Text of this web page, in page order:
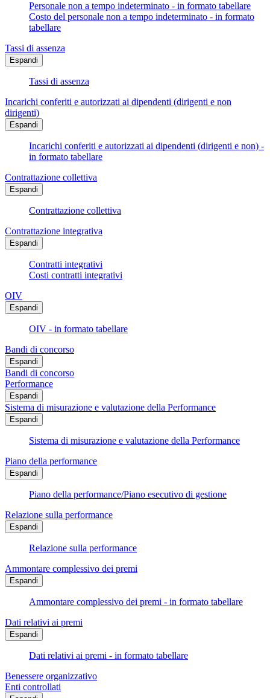
Personale non a tempo indeterminato - in formato tabellare
Costo del personale non a tempo indeterminato - in formato
tabellare
Tassi di assenza
Espandi
Tassi di assenza
Incarichi conferiti e autorizzati ai dipendenti (dirigenti e non
dirigenti)
Espandi
Incarichi conferiti e autorizzati ai dipendenti (dirigenti e non) -
in formato tabellare
Contrattazione collettiva
Espandi
Contrattazione collettiva
Contrattazione integrativa
Espandi
Contratti integrativi
Costi contratti integrativi
OIV
Espandi
OIV - in formato tabellare
Bandi di concorso
Espandi
Bandi di concorso
Performance
Espandi
Sistema di misurazione e valutazione della Performance
Espandi
Sistema di misurazione e valutazione della Performance
Piano della performance
Espandi
Piano della performance/Piano esecutivo di gestione
Relazione sulla performance
Espandi
Relazione sulla performance
Ammontare complessivo dei premi
Espandi
Ammontare complessivo dei premi - in formato tabellare
Dati relativi ai premi
Espandi
Dati relativi ai premi - in formato tabellare
Benessere organizzativo
Enti controllati